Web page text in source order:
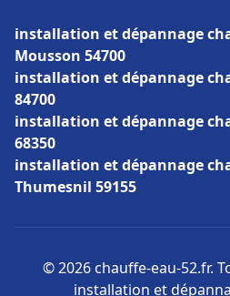
installation et dépannage
Mousson 54700
installation et dépannage
84700
installation et dépannage
68350
installation et dépannage
Thumesnil 59155
© 2026 chauffe-eau-52.fr.
installation et